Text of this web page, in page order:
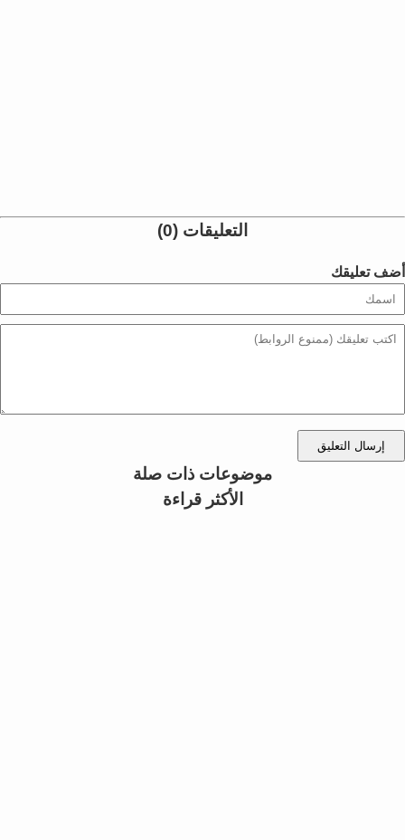
التعليقات (0)
أضف تعليقك
إرسال التعليق
موضوعات ذات صلة
الأكثر قراءة